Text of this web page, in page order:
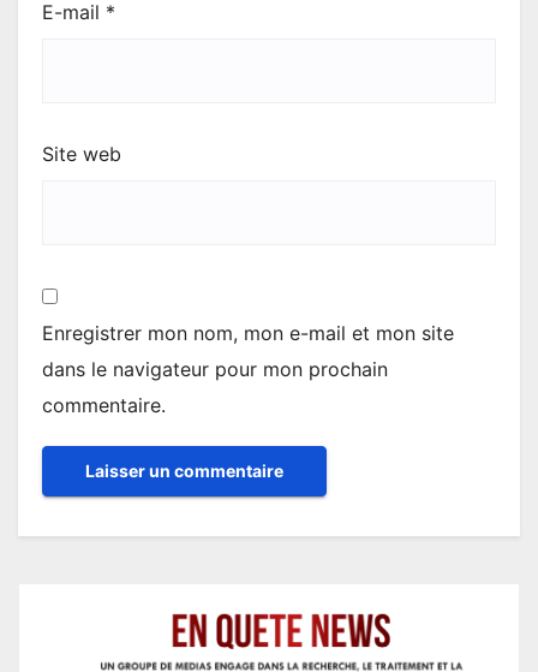
E-mail *
Site web
Enregistrer mon nom, mon e-mail et mon site
dans le navigateur pour mon prochain
commentaire.